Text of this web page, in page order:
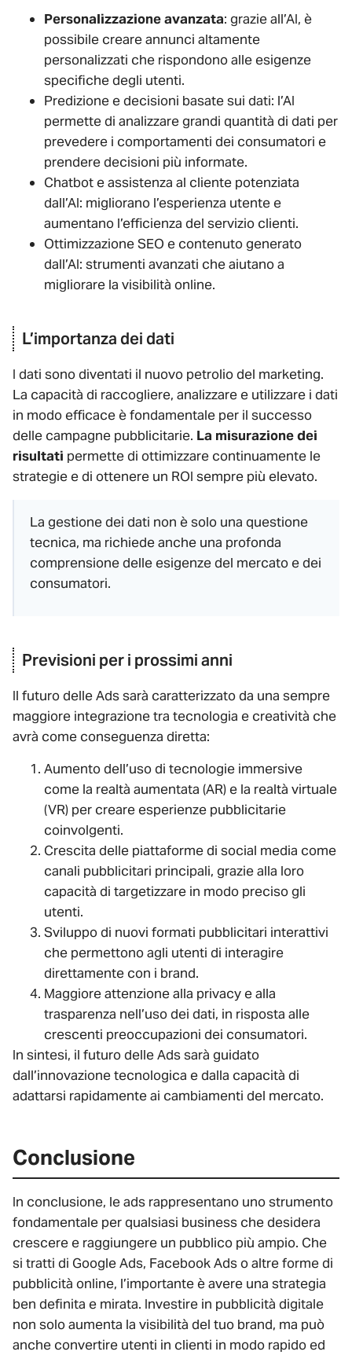
Personalizzazione avanzata: grazie all’AI, è
possibile creare annunci altamente
personalizzati che rispondono alle esigenze
specifiche degli utenti.
Predizione e decisioni basate sui dati: l’AI
permette di analizzare grandi quantità di dati per
prevedere i comportamenti dei consumatori e
prendere decisioni più informate.
Chatbot e assistenza al cliente potenziata
dall’AI: migliorano l’esperienza utente e
aumentano l’efficienza del servizio clienti.
Ottimizzazione SEO e contenuto generato
dall’AI: strumenti avanzati che aiutano a
migliorare la visibilità online.
L’importanza dei dati
I dati sono diventati il nuovo petrolio del marketing.
La capacità di raccogliere, analizzare e utilizzare i dati
in modo efficace è fondamentale per il successo
delle campagne pubblicitarie. La misurazione dei
risultati permette di ottimizzare continuamente le
strategie e di ottenere un ROI sempre più elevato.
La gestione dei dati non è solo una questione
tecnica, ma richiede anche una profonda
comprensione delle esigenze del mercato e dei
consumatori.
Previsioni per i prossimi anni
Il futuro delle Ads sarà caratterizzato da una sempre
maggiore integrazione tra tecnologia e creatività che
avrà come conseguenza diretta:
Aumento dell’uso di tecnologie immersive
come la realtà aumentata (AR) e la realtà virtuale
(VR) per creare esperienze pubblicitarie
coinvolgenti.
Crescita delle piattaforme di social media come
canali pubblicitari principali, grazie alla loro
capacità di targetizzare in modo preciso gli
utenti.
Sviluppo di nuovi formati pubblicitari interattivi
che permettono agli utenti di interagire
direttamente con i brand.
Maggiore attenzione alla privacy e alla
trasparenza nell’uso dei dati, in risposta alle
crescenti preoccupazioni dei consumatori.
In sintesi, il futuro delle Ads sarà guidato
dall’innovazione tecnologica e dalla capacità di
adattarsi rapidamente ai cambiamenti del mercato.
Conclusione
In conclusione, le ads rappresentano uno strumento
fondamentale per qualsiasi business che desidera
crescere e raggiungere un pubblico più ampio. Che
si tratti di Google Ads, Facebook Ads o altre forme di
pubblicità online, l’importante è avere una strategia
ben definita e mirata. Investire in pubblicità digitale
non solo aumenta la visibilità del tuo brand, ma può
anche convertire utenti in clienti in modo rapido ed